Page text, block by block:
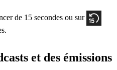
de 15 secondes ou sur
et des émissions